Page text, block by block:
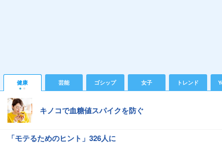
健康 芸能 ゴシップ 女子 トレンド
キノコで血糖値スパイクを防ぐ
「モテるためのヒント」326人に